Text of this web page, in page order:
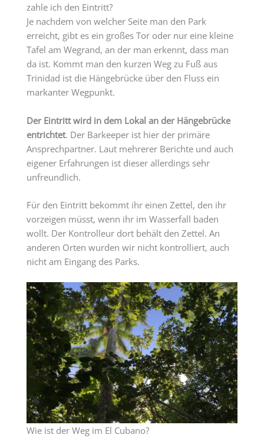
zahle ich den Eintritt?
Je nachdem von welcher Seite man den Park
erreicht, gibt es ein großes Tor oder nur eine kleine
Tafel am Wegrand, an der man erkennt, dass man
da ist. Kommt man den kurzen Weg zu Fuß aus
Trinidad ist die Hängebrücke über den Fluss ein
markanter Wegpunkt.
Der Eintritt wird in dem Lokal an der Hängebrücke
entrichtet. Der Barkeeper ist hier der primäre
Ansprechpartner. Laut mehrerer Berichte und auch
eigener Erfahrungen ist dieser allerdings sehr
unfreundlich.
Für den Eintritt bekommt ihr einen Zettel, den ihr
vorzeigen müsst, wenn ihr im Wasserfall baden
wollt. Der Kontrolleur dort behält den Zettel. An
anderen Orten wurden wir nicht kontrolliert, auch
nicht am Eingang des Parks.
Wie ist der Weg im El Cubano?